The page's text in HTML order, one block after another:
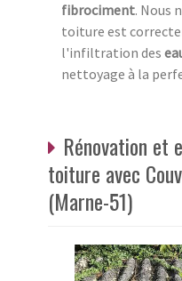
fibrociment. Nous
toiture est
l'infiltration des
nettoyage à la
Rénovation et
toiture avec
(Marne-51)